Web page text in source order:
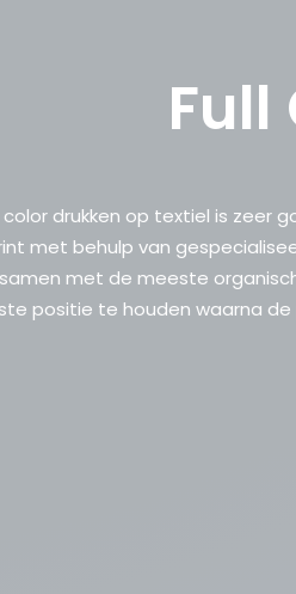
color drukken op textiel is zeer
met behulp van
met de meeste
positie te houden waarna